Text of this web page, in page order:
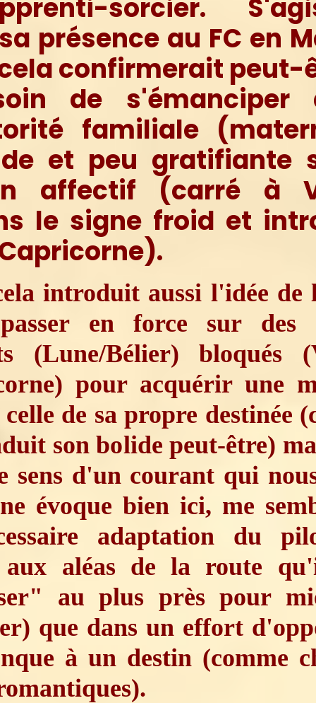
sorcier.
présence au FC en
confirmerait peut-
de s'émanciper
familiale
et peu gratifiante
affectif (carré à
le signe froid et
introduit aussi l'idée de
en force sur des
(Lune/Bélier) bloqués
pour acquérir une
celle de sa propre destinée
son bolide peut-être)
sens d'un courant qui
évoque bien ici, me
adaptation du
aléas de la route
au plus près pour
que dans un effort
à un destin (comme